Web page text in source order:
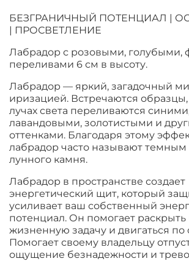
БЕЗГРАНИЧНЫЙ ПОТЕНЦИАЛ |
| ПРОСВЕТЛЕНИЕ
Лабрадор с розовыми, голубыми,
переливами 6 см в высоту.
Лабрадор — яркий, загадочный
иризацией. Встречаются
лучах света переливаются
лавандовыми, золотистыми и
оттенками. Благодаря этому
лабрадор часто называют темным
лунного камня.
Лабрадор в пространстве создает
энергетический щит, который
усиливает ваш собственный
потенциал. Он помогает
жизненную задачу и двигаться по
Помогает своему владельцу
ощущение безнадежности и